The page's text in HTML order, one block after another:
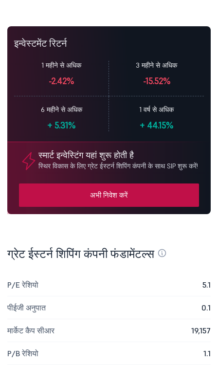
इन्वेस्टमेंट रिटर्न
1 महीने से अधिक
-2.42%
3 महीने से अधिक
-15.52%
6 महीने से अधिक
+ 5.31%
1 वर्ष से अधिक
+ 44.15%
स्मार्ट इन्वेस्टिंग यहां शुरू होती है
स्थिर विकास के लिए ग्रेट ईस्टर्न शिपिंग कंपनी के साथ SIP शुरू करें!
अभी निवेश करें
ग्रेट ईस्टर्न शिपिंग कंपनी फंडामेंटल्स
P/E रेशियो 5.1
पीईजी अनुपात 0.1
मार्केट कैप सीआर 19,157
P/B रेशियो 1.1